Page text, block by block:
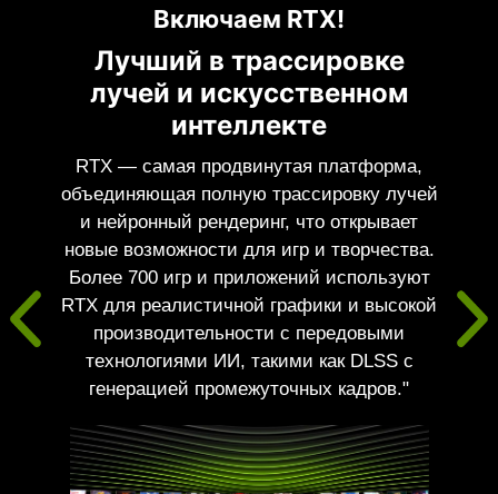
Включаем RTX!
Лучший в трассировке
лучей и искусственном
интеллекте
RTX — самая продвинутая платформа,
объединяющая полную трассировку лучей
и нейронный рендеринг, что открывает
новые возможности для игр и творчества.
Более 700 игр и приложений используют
RTX для реалистичной графики и высокой
производительности с передовыми
технологиями ИИ, такими как DLSS с
генерацией промежуточных кадров."